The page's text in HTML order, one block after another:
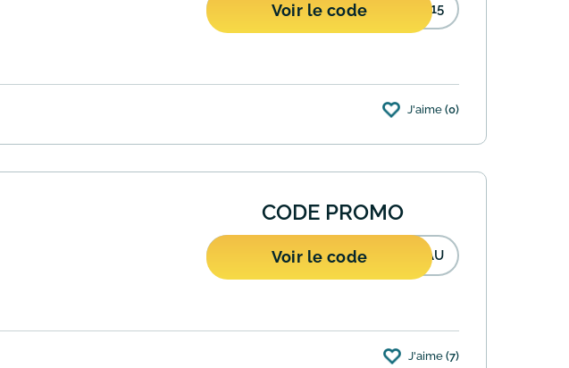
Voir le code T15
avec ce code promo. Ce code est pas cumulable avec les
J'aime (0)
CODE PROMO
Voir le code EAU
en utilisant ce code promotionnel. J'aime (7)